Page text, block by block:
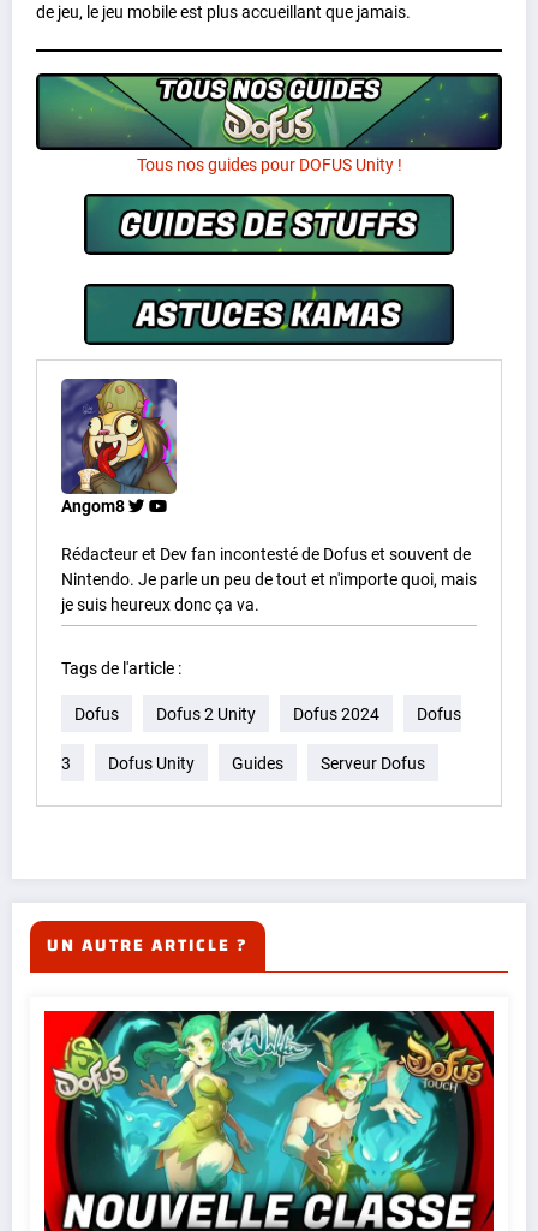
de jeu, le jeu mobile est plus accueillant que jamais.
Tous nos guides pour DOFUS Unity !
Angom8
Rédacteur et Dev fan incontesté de Dofus et souvent de
Nintendo. Je parle un peu de tout et n'importe quoi, mais
je suis heureux donc ça va.
Tags de l'article :
Dofus Dofus 2 Unity Dofus 2024 Dofus
3 Dofus Unity Guides Serveur Dofus
UN AUTRE ARTICLE ?